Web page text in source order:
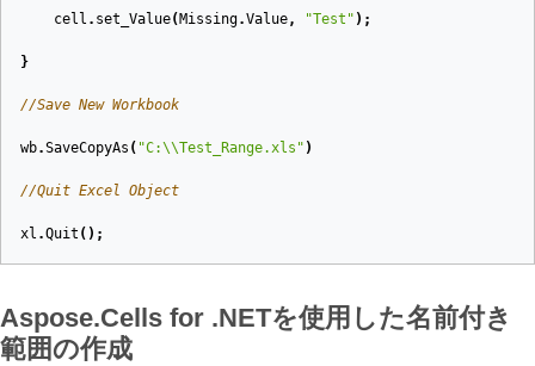
cell . set_Value( Missing.Value, "Test" );
}
//Save New Workbook
wb.SaveCopyAs ( "C:\\Test_Range.xls" )
//Quit Excel Object
xl .Quit ();
Aspose.Cells for .NETを使用した名前付き
範囲の作成